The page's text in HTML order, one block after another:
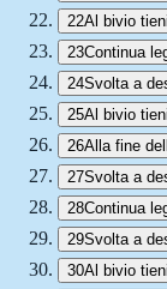
22Al bivio
23Continua
24Svolta a
25Al bivio
26Alla fine
27Svolta a
28Continua
29Svolta a
30Al bivio